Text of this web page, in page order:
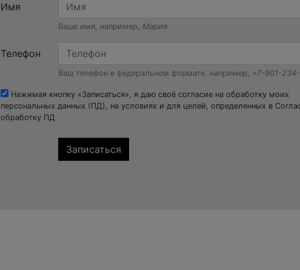
Имя
Ваше имя, например, Мария.
Телефон
Ваш телефон в федеральном формате, например, +7-901-
Нажимая кнопку «Записаться», я даю своё согласие на обработку моих
персональных данных (ПД), на условиях и для целей, определенных в
обработку ПД